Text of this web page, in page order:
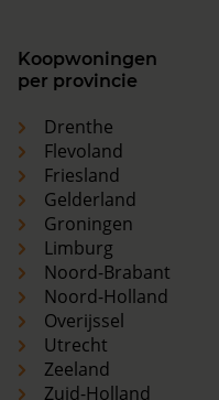
Koopwoningen
per provincie
Drenthe
Flevoland
Friesland
Gelderland
Groningen
Limburg
Noord-Brabant
Noord-Holland
Overijssel
Utrecht
Zeeland
Zuid-Holland